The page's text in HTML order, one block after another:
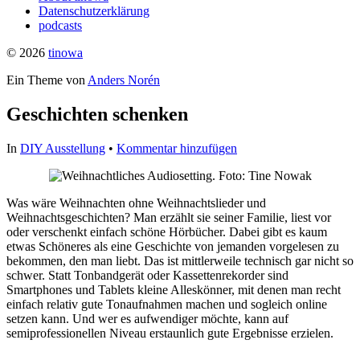
Datenschutzerklärung
podcasts
© 2026 tinowa
Ein Theme von Anders Norén
Geschichten schenken
In DIY Ausstellung • Kommentar hinzufügen
Was wäre Weihnachten ohne Weihnachtslieder und
Weihnachtsgeschichten? Man erzählt sie seiner Familie, liest vor
oder verschenkt einfach schöne Hörbücher. Dabei gibt es kaum
etwas Schöneres als eine Geschichte von jemanden vorgelesen zu
bekommen, den man liebt. Das ist mittlerweile technisch gar nicht so
schwer. Statt Tonbandgerät oder Kassettenrekorder sind
Smartphones und Tablets kleine Alleskönner, mit denen man recht
einfach relativ gute Tonaufnahmen machen und sogleich online
setzen kann. Und wer es aufwendiger möchte, kann auf
semiprofessionellen Niveau erstaunlich gute Ergebnisse erzielen.